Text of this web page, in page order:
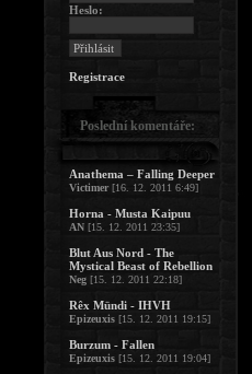
Heslo:
Registrace
Poslední komentáře:
Anathema – Falling Deeper
Victimer[16. 12. 2011 6:49]
Horna - Musta Kaipuu
AN [15. 12. 2011 23:35]
Blut Aus Nord - The
Mystical Beast of Rebellion
Neg [15. 12. 2011 22:18]
Rêx Mündi - IHVH
Epizeuxis [15. 12. 2011 19:15]
Burzum - Fallen
Epizeuxis [15. 12. 2011 19:04]